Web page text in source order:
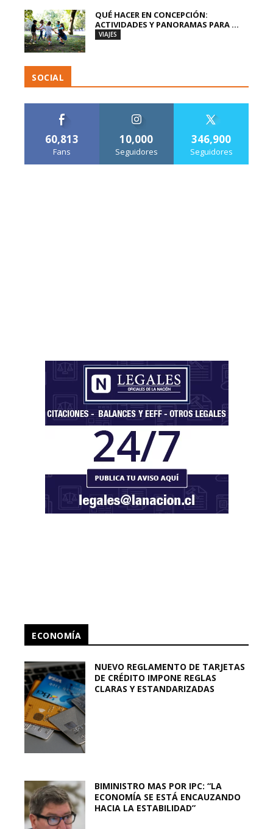
QUÉ HACER EN CONCEPCIÓN:
ACTIVIDADES Y PANORAMAS PARA ...
VIAJES
SOCIAL
60,813
Fans
10,000
Seguidores
346,900
Seguidores
ECONOMÍA
NUEVO REGLAMENTO DE TARJETAS
DE CRÉDITO IMPONE REGLAS
CLARAS Y ESTANDARIZADAS
BIMINISTRO MAS POR IPC: “LA
ECONOMÍA SE ESTÁ ENCAUZANDO
HACIA LA ESTABILIDAD”